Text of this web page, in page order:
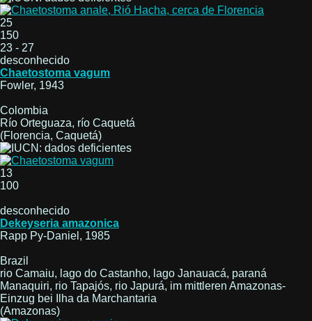
25
150
23 - 27
desconhecido
Chaetostoma vagum
Fowler, 1943
Colombia
Río Orteguaza, río Caquetá
(Florencia, Caquetá)
13
100
desconhecido
Dekeyseria amazonica
Rapp Py-Daniel, 1985
Brazil
rio Camaiu, lago do Castanho, lago Janauacá, paraná
Manaquiri, rio Tapajós, rio Japurá, im mittleren Amazonas-
Einzug bei Ilha da Marchantaria
(Amazonas)